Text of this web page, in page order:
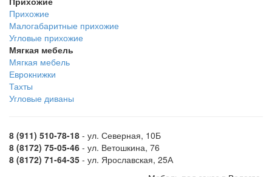
Прихожие
Малогабаритные прихожие
Угловые прихожие
Мягкая мебель
Мягкая мебель
Еврокнижки
Тахты
Угловые диваны
8 (911) 510-78-18 - ул. Северная, 10Б
8 (8172) 75-05-46 - ул. Ветошкина, 76
8 (8172) 71-64-35 - ул. Ярославская, 25А